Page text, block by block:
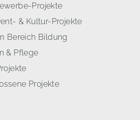
Projekte
& Kultur-Projekte
Bereich Bildung
& Pflege
Projekte